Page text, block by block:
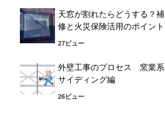
天窓が割れたらどうする？補
修と火災保険活用のポイント
27ビュー
外壁工事のプロセス 窯業系
サイディング編
26ビュー